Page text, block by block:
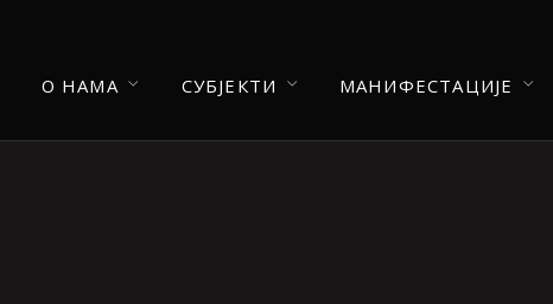
О НАМА СУБЈЕКТИ МАНИФЕСТАЦИЈЕ